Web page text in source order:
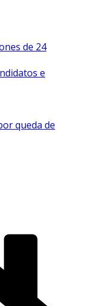
de 24
e
queda de